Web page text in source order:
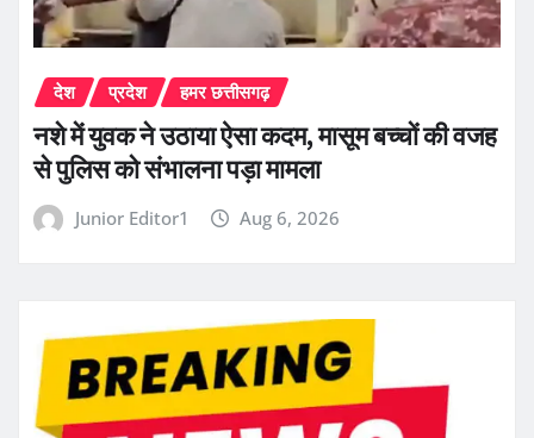
देश प्रदेश हमर छत्तीसगढ़
नशे में युवक ने उठाया ऐसा कदम, मासूम बच्चों की वजह
से पुलिस को संभालना पड़ा मामला
Junior Editor1 Aug 6, 2026